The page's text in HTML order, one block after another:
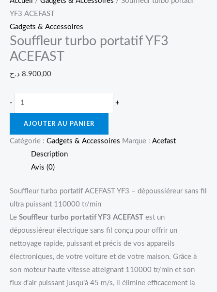
YF3 ACEFAST
Gadgets & Accessoires
Souffleur turbo portatif YF3
ACEFAST
8.900,00 د.ج
- +
AJOUTER AU PANIER
Catégorie : Gadgets & Accessoires Marque : Acefast
Description
Avis (0)
Souffleur turbo portatif ACEFAST YF3 – dépoussiéreur sans fil
ultra puissant 110000 tr/min
Le Souffleur turbo portatif YF3 ACEFAST est un
dépoussiéreur électrique sans fil conçu pour offrir un
nettoyage rapide, puissant et précis de vos appareils
électroniques, de votre voiture et de votre maison. Grâce à
son moteur haute vitesse atteignant 110000 tr/min et son
flux d’air puissant jusqu’à 45 m/s, il élimine efficacement la